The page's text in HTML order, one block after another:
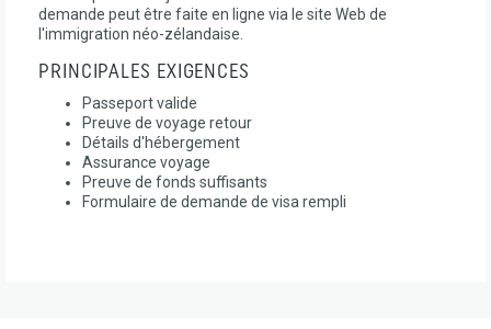
demande peut être faite en ligne via le site Web de
l'immigration néo-zélandaise.
PRINCIPALES EXIGENCES
Passeport valide
Preuve de voyage retour
Détails d'hébergement
Assurance voyage
Preuve de fonds suffisants
Formulaire de demande de visa rempli